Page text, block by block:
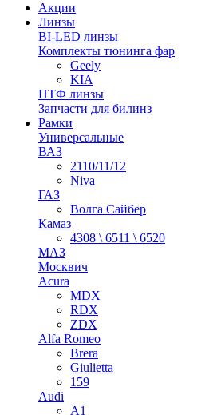
Акции
Линзы
BI-LED линзы
Комплекты тюнинга фар
Geely
KIA
ПТФ линзы
Запчасти для билинз
Рамки
Универсальные
ВАЗ
2110/11/12
Niva
ГАЗ
Волга Сайбер
Камаз
4308 \ 6511 \ 6520
МАЗ
Москвич
Acura
MDX
RDX
ZDX
Alfa Romeo
Brera
Giulietta
159
Audi
A1